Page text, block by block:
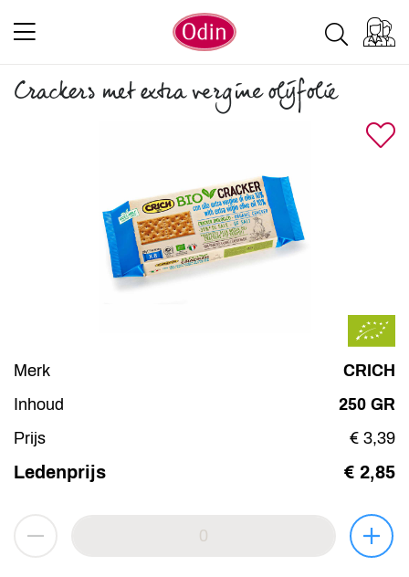
Crackers met extra vergine olijfolie
Merk
CRICH
Inhoud
250 GR
Prijs
€ 3,39
Ledenprijs € 2,85